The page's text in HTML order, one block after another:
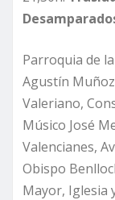
Parroquia de
Agustín
Valeriano,
Músico José
Valencianes,
Obispo
Mayor, Iglesia